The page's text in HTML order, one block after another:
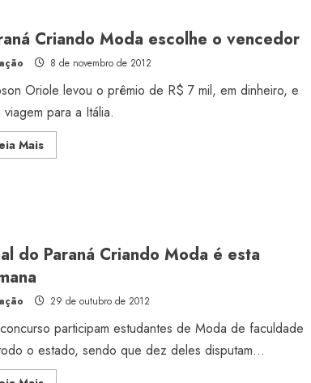
Criando Moda escolhe o vencedor
8 de novembro de 2012
Oriole levou o prêmio de R$ 7 mil, em dinheiro, e
viagem para a Itália.
MaisRead
more
do Paraná Criando Moda é esta
29 de outubro de 2012
participam estudantes de Moda de faculdade
o estado, sendo que dez deles disputam...